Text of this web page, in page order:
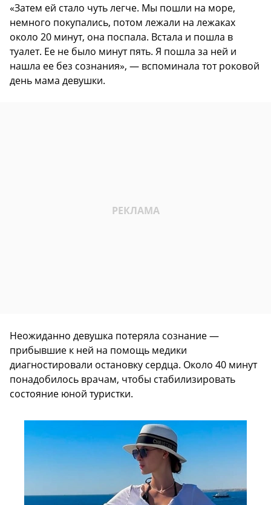
«Затем ей стало чуть легче. Мы пошли на море,
немного покупались, потом лежали на лежаках
около 20 минут, она поспала. Встала и пошла в
туалет. Ее не было минут пять. Я пошла за ней и
нашла ее без сознания», — вспоминала тот роковой
день мама девушки.
Неожиданно девушка потеряла сознание —
прибывшие к ней на помощь медики
диагностировали остановку сердца. Около 40 минут
понадобилось врачам, чтобы стабилизировать
состояние юной туристки.